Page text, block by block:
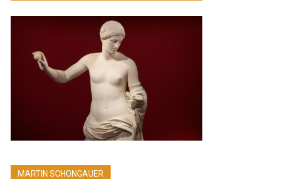
MARTIN SCHONGAUER